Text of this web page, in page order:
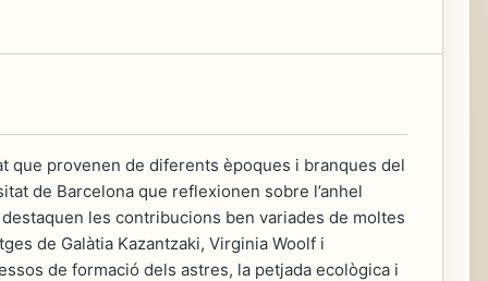
que provenen de diferents èpoques i branques del
de Barcelona que reflexionen sobre l’anhel
les contribucions ben variades de moltes
de Galàtia Kazantzaki, Virginia Woolf i
de formació dels astres, la petjada ecològica i